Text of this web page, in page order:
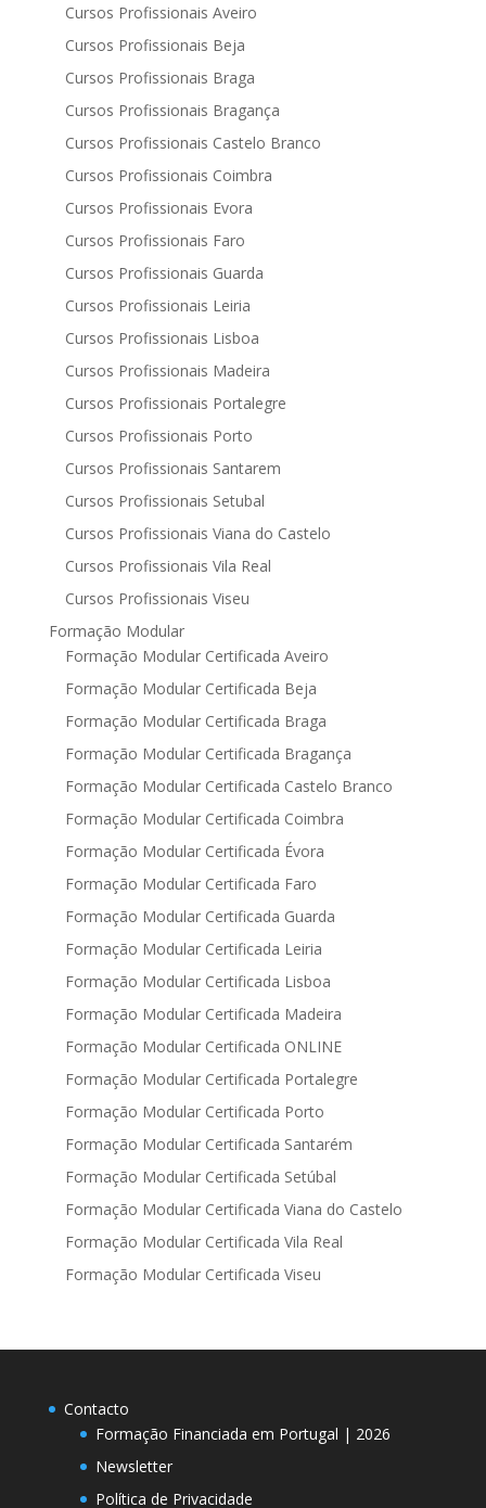
Cursos Profissionais Aveiro
Cursos Profissionais Beja
Cursos Profissionais Braga
Cursos Profissionais Bragança
Cursos Profissionais Castelo Branco
Cursos Profissionais Coimbra
Cursos Profissionais Evora
Cursos Profissionais Faro
Cursos Profissionais Guarda
Cursos Profissionais Leiria
Cursos Profissionais Lisboa
Cursos Profissionais Madeira
Cursos Profissionais Portalegre
Cursos Profissionais Porto
Cursos Profissionais Santarem
Cursos Profissionais Setubal
Cursos Profissionais Viana do Castelo
Cursos Profissionais Vila Real
Cursos Profissionais Viseu
Formação Modular
Formação Modular Certificada Aveiro
Formação Modular Certificada Beja
Formação Modular Certificada Braga
Formação Modular Certificada Bragança
Formação Modular Certificada Castelo Branco
Formação Modular Certificada Coimbra
Formação Modular Certificada Évora
Formação Modular Certificada Faro
Formação Modular Certificada Guarda
Formação Modular Certificada Leiria
Formação Modular Certificada Lisboa
Formação Modular Certificada Madeira
Formação Modular Certificada ONLINE
Formação Modular Certificada Portalegre
Formação Modular Certificada Porto
Formação Modular Certificada Santarém
Formação Modular Certificada Setúbal
Formação Modular Certificada Viana do Castelo
Formação Modular Certificada Vila Real
Formação Modular Certificada Viseu
Contacto
Formação Financiada em Portugal | 2026
Newsletter
Política de Privacidade